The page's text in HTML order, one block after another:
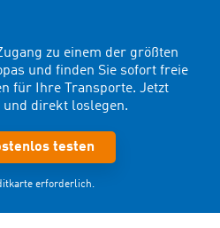
zu einem der größten
und finden Sie sofort freie
für Ihre Transporte. Jetzt
direkt loslegen.
testen
erforderlich.